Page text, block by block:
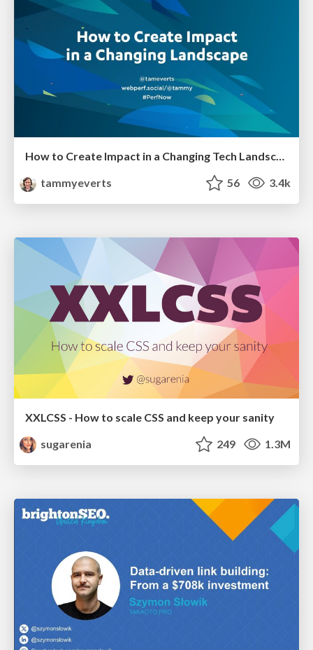
How to Create Impact in a Changing Tech Landscape [PerfNow 2023]
tammyeverts
56 3.4k
XXLCSS - How to scale CSS and keep your sanity
sugarenia
249 1.3M